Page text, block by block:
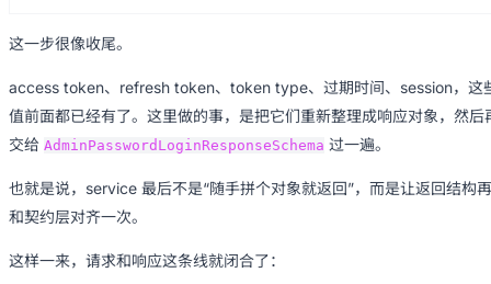
这一步很像收尾。
access token、refresh token、token type、过期时间、session，这
值前面都已经有了。这里做的事，是把它们重新整理成响应对象，然后
交给 AdminPasswordLoginResponseSchema 过一遍。
也就是说，service 最后不是“随手拼个对象就返回”，而是让返回结构再
和契约层对齐一次。
这样一来，请求和响应这条线就闭合了：